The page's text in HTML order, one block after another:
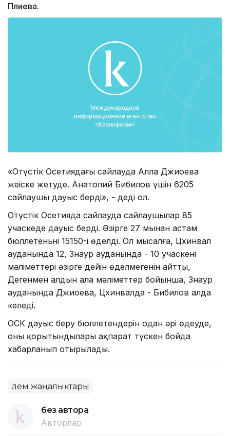
Плиева.
«Оңтүстік Осетиядағы сайлауда Алла Джиоева
жеңіске жетуде. Анатолий Бибилов үшін 6205
сайлаушы дауыс берді», - деді ол.
Оңтүстік Осетияда сайлауда сайлаушылар 85
учаскеде дауыс берді. Әзірге 27 мыңнан астам
бюллетеньнің 15150-і өңделді. Ол мысалға, Цхинвал
ауданында 12, Знаур ауданында - 10 учаскенің
мәліметтері әзірге дейін өңделмегенін айтты,
Дегенмен алдын ала мәліметтер бойынша, Знаур
ауданында Джиоева, Цхинвалда - Бибилов алда
келеді.
ОСК дауыс беру бюллетендерін одан әрі өңдеуде,
оның қорытындылары ақпарат түскен бойда
хабарланып отырылады.
Әлем жаңалықтары
без автора
Авторлар